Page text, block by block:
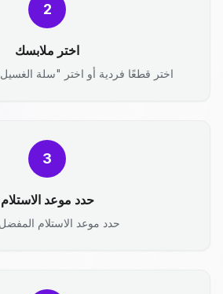
2
اختر ملابسك
اختر قطعًا فردية أو اختر "سلة
3
حدد موعد الاستلام
حدد موعد الاستلام